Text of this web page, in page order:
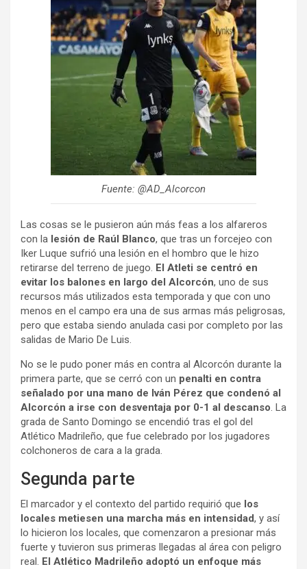
Fuente: @AD_Alcorcon
Las cosas se le pusieron aún más feas a los alfareros
con la lesión de Raúl Blanco, que tras un forcejeo con
Iker Luque sufrió una lesión en el hombro que le hizo
retirarse del terreno de juego. El Atleti se centró en
evitar los balones en largo del Alcorcón, uno de sus
recursos más utilizados esta temporada y que con uno
menos en el campo era una de sus armas más peligrosas,
pero que estaba siendo anulada casi por completo por las
salidas de Mario De Luis.
No se le pudo poner más en contra al Alcorcón durante la
primera parte, que se cerró con un penalti en contra
señalado por una mano de Iván Pérez que condenó al
Alcorcón a irse con desventaja por 0-1 al descanso. La
grada de Santo Domingo se encendió tras el gol del
Atlético Madrileño, que fue celebrado por los jugadores
colchoneros de cara a la grada.
Segunda parte
El marcador y el contexto del partido requirió que los
locales metiesen una marcha más en intensidad, y así
lo hicieron los locales, que comenzaron a presionar más
fuerte y tuvieron sus primeras llegadas al área con peligro
real. El Atlético Madrileño adoptó un enfoque más